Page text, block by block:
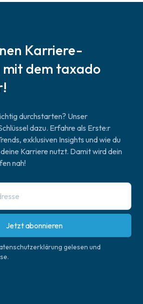
Karriere-
mit dem taxado
durchstarten? Unser
dazu. Erfahre als Erste:r
exklusiven Insights und wie du
Karriere nutzt. Damit wird dein
nah!
Jetzt abonnieren
gelesen und